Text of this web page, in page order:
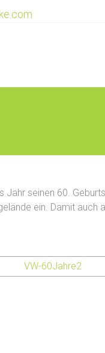
Jahr seinen 60.
ein. Damit